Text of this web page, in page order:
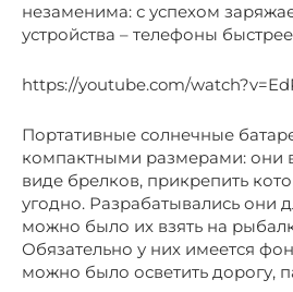
незаменима: с успехом
устройства – телефоны
https://youtube.com/
Портативные солнечные
компактными размерами: они
виде брелков, прикрепить
угодно. Разрабатывались они
можно было их взять на
Обязательно у них имеется
можно было осветить дорогу,